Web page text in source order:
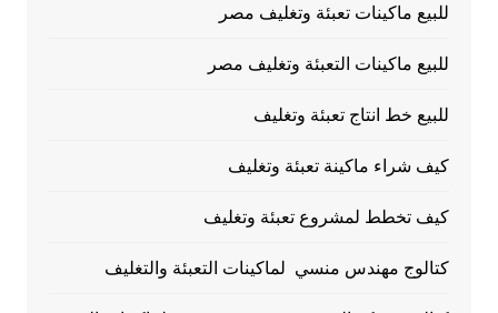
للبيع ماكينات تعبئة وتغليف مصر
للبيع ماكينات التعبئة وتغليف مصر
للبيع خط انتاج تعبئة وتغليف
كيف شراء ماكينة تعبئة وتغليف
كيف تخطط لمشروع تعبئة وتغليف
كتالوج مهندس منسي لماكينات التعبئة والتغليف